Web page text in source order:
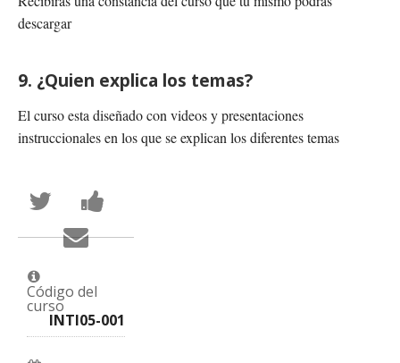
descargar
9. ¿Quien explica los temas?
El curso esta diseñado con videos y presentaciones
instruccionales en los que se explican los diferentes temas
Publica
Twitter
que
te
inscrito
en
este
curso
en
te
haz
inscrito
Envía
un
correo
tus
amigos
indicando
que
te
Código del
curso
INTI05-001